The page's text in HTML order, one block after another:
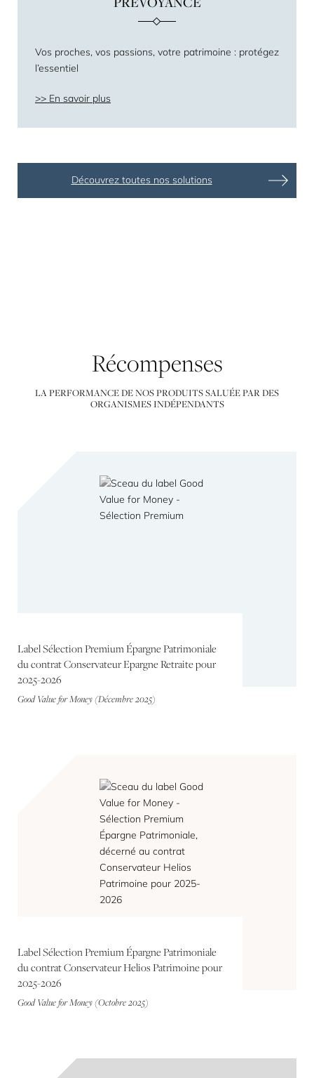
Vos proches, vos passions, votre patrimoine : protégez
l’essentiel
En savoir plus
Découvrez toutes nos solutions
Récompenses
LA PERFORMANCE DE NOS PRODUITS SALUÉE PAR DES
ORGANISMES INDÉPENDANTS
Label Sélection Premium Épargne Patrimoniale
du contrat Conservateur Epargne Retraite pour
2025-2026
Good Value for Money (Décembre 2025)
Label Sélection Premium Épargne Patrimoniale
du contrat Conservateur Helios Patrimoine pour
2025-2026
Good Value for Money (Octobre 2025)